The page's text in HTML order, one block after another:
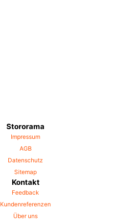
Stororama
Impressum
AGB
Datenschutz
Sitemap
Kontakt
Feedback
Kundenreferenzen
Über uns